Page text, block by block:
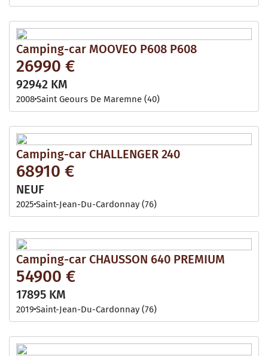
Camping-car MOOVEO P608 P608
26990 €
92942 KM
2008Saint Geours De Maremne (40)
Camping-car CHALLENGER 240
68910 €
NEUF
2025 Saint-Jean-Du-Cardonnay (76)
Camping-car CHAUSSON 640 PREMIUM
54900 €
17895 KM
2019 Saint-Jean-Du-Cardonnay (76)